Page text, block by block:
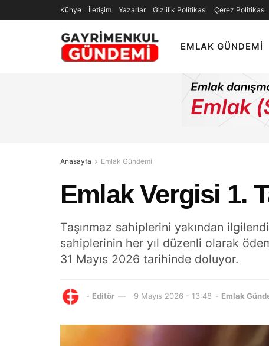
Künye İletişim Yazarlar Gizlilik Politikası Çerez Politikası
EMLAK GÜNDEMI
Anasayfa Emlak Gündemi
Emlak Vergisi 1.
Taşınmaz sahiplerini yakından
sahiplerinin her yıl düzenli olarak
31 Mayıs 2026 tarihinde doluyor.
- Editör 9 Mayıs 2026 - 13:48 - Emlak